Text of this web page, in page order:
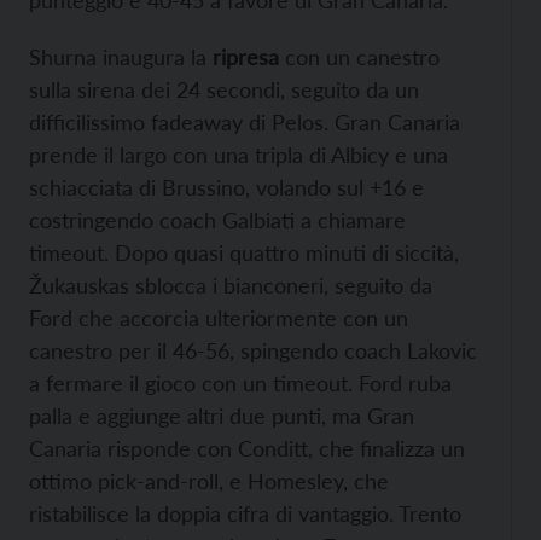
Shurna inaugura la ripresa con un canestro
sulla sirena dei 24 secondi, seguito da un
difficilissimo fadeaway di Pelos. Gran Canaria
prende il largo con una tripla di Albicy e una
schiacciata di Brussino, volando sul +16 e
costringendo coach Galbiati a chiamare
timeout. Dopo quasi quattro minuti di siccità,
Žukauskas sblocca i bianconeri, seguito da
Ford che accorcia ulteriormente con un
canestro per il 46-56, spingendo coach Lakovic
a fermare il gioco con un timeout. Ford ruba
palla e aggiunge altri due punti, ma Gran
Canaria risponde con Conditt, che finalizza un
ottimo pick-and-roll, e Homesley, che
ristabilisce la doppia cifra di vantaggio. Trento